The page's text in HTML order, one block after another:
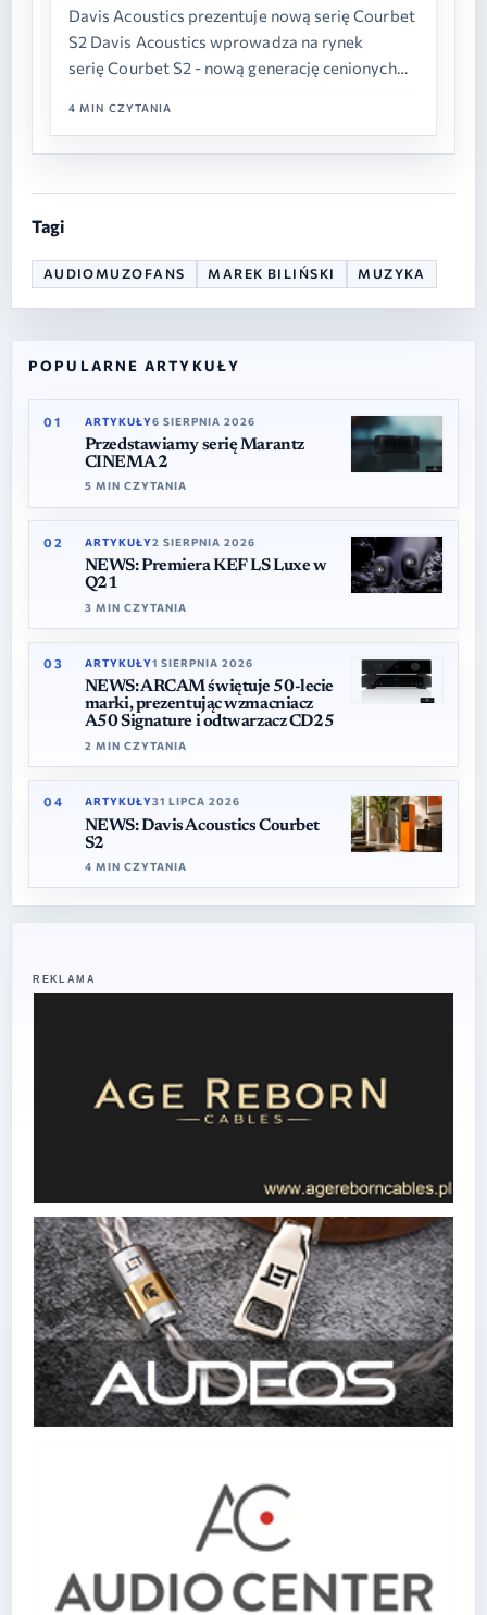
Davis Acoustics prezentuje nową serię Courbet
S2 Davis Acoustics wprowadza na rynek
serię Courbet S2 - nową generację cenionych
4 MIN CZYTANIA
Tagi
AUDIOMUZOFANS MAREK BILIŃSKI MUZYKA
POPULARNE ARTYKUŁY
01 ARTYKUŁY6 SIERPNIA 2026
Przedstawiamy serię Marantz
CINEMA 2
5 MIN CZYTANIA
02 ARTYKUŁY2 SIERPNIA 2026
NEWS: Premiera KEF LS Luxe w
Q21
3 MIN CZYTANIA
03 ARTYKUŁY1 SIERPNIA 2026
NEWS: ARCAM świętuje 50-lecie
marki, prezentując wzmacniacz
A50 Signature i odtwarzacz CD25
2 MIN CZYTANIA
04 ARTYKUŁY31 LIPCA 2026
NEWS: Davis Acoustics Courbet
S2
4 MIN CZYTANIA
REKLAMA